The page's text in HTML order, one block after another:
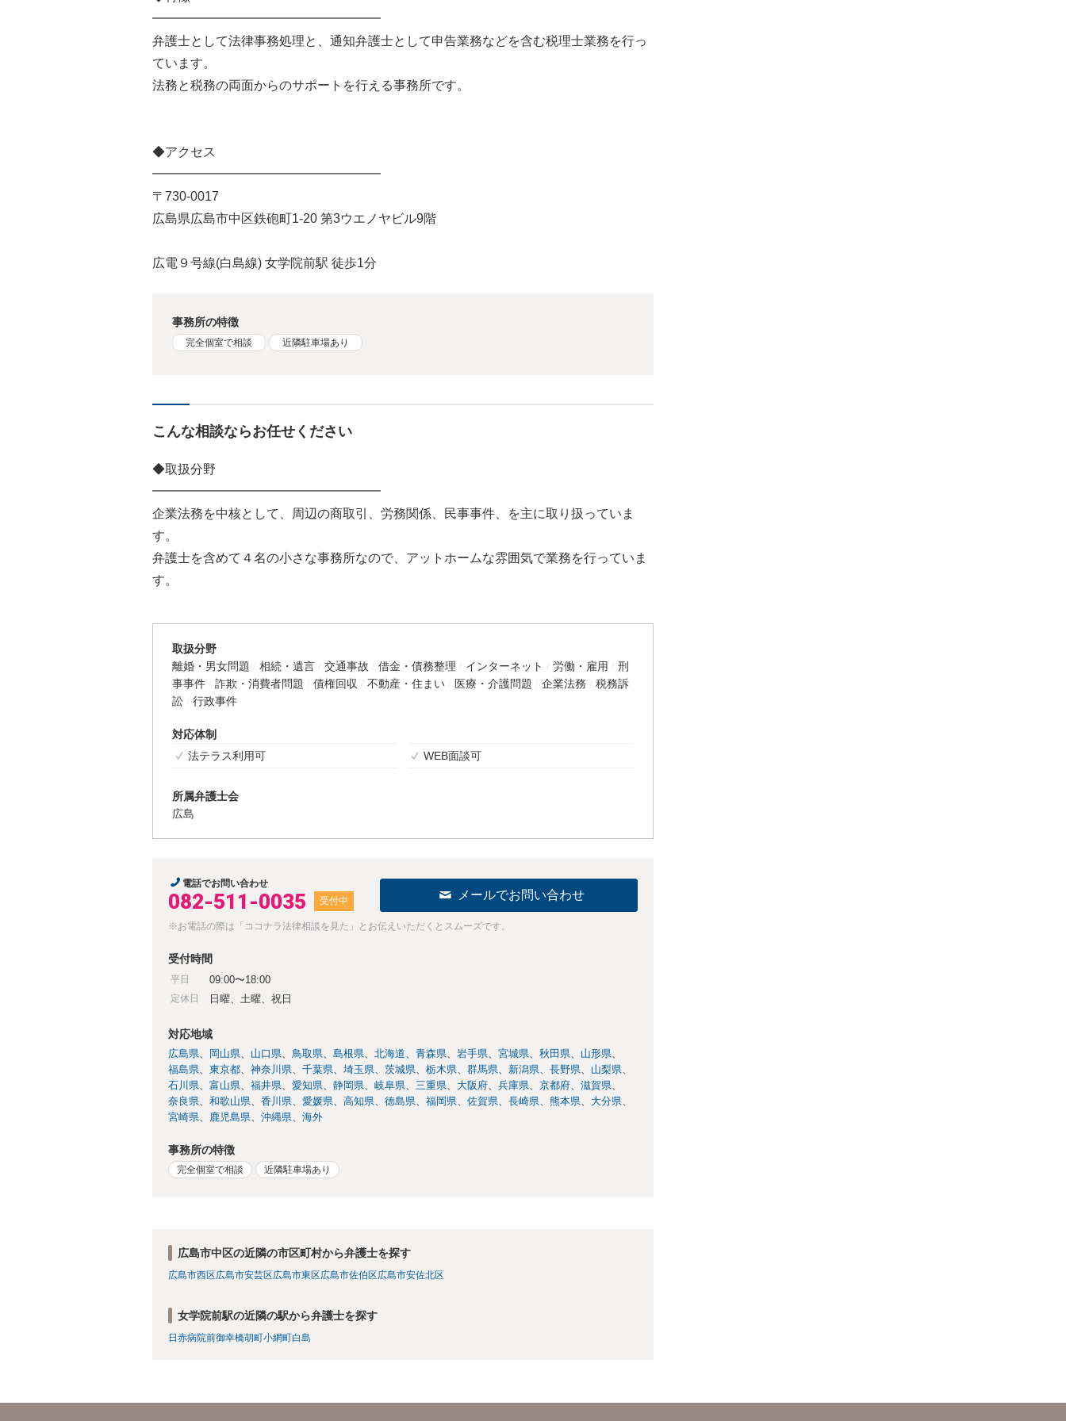
━━━━━━━━━━━━━━━━━━
弁護士として法律事務処理と、通知弁護士として申告業務などを含む税理士業務を行っ
ています。
法務と税務の両面からのサポートを行える事務所です。
◆アクセス
━━━━━━━━━━━━━━━━━━
〒730-0017
広島県広島市中区鉄砲町1-20 第3ウエノヤビル9階
広電９号線(白島線) 女学院前駅 徒歩1分
事務所の特徴
完全個室で相談 近隣駐車場あり
こんな相談ならお任せください
◆取扱分野
━━━━━━━━━━━━━━━━━━
企業法務を中核として、周辺の商取引、労務関係、民事事件、を主に取り扱っていま
す。
弁護士を含めて４名の小さな事務所なので、アットホームな雰囲気で業務を行っていま
す。
取扱分野
離婚・男女問題
相続・遺言 交通事故 借金・債務整理 インターネット 労働・雇用
刑
事事件
詐欺・消費者問題 債権回収 不動産・住まい 医療・介護問題 企業法務
税務訴
訟
行政事件
対応体制
法テラス利用可
WEB面談可
所属弁護士会
広島
電話でお問い合わせ
082-511-0035 受付中 メールでお問い合わせ
※お電話の際は「ココナラ法律相談を見た」とお伝えいただくとスムーズです。
受付時間
平日 09:00〜18:00
定休日 日曜、土曜、祝日
対応地域
広島県 岡山県 山口県 鳥取県 島根県 北海道 青森県 岩手県 宮城県 秋田県
山形県
福島県
東京都 神奈川県 千葉県 埼玉県 茨城県 栃木県 群馬県 新潟県 長野県
山梨県
石川県
富山県 福井県 愛知県 静岡県 岐阜県 三重県 大阪府 兵庫県 京都府
滋賀県
奈良県
和歌山県 香川県 愛媛県 高知県 徳島県 福岡県 佐賀県 長崎県 熊本県
大分県
宮崎県
鹿児島県 沖縄県 海外
事務所の特徴
完全個室で相談 近隣駐車場あり
広島市中区の近隣の市区町村から弁護士を探す
広島市西区広島市安芸区広島市東区広島市佐伯区広島市安佐北区
女学院前駅の近隣の駅から弁護士を探す
日赤病院前御幸橋胡町小網町白島